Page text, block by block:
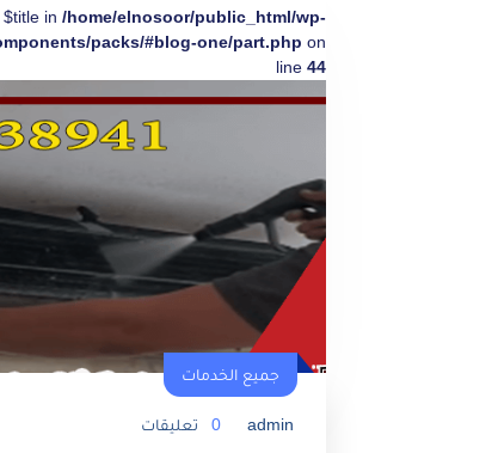
in /home/elnosoor/public_html/wp-
packs/#blog-one/part.php on
line 44
جميع الخدمات
admin
0 تعليقات